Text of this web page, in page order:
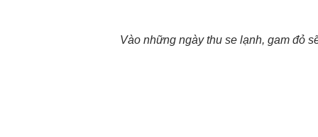
Vào những ngày thu se lạnh, gam đỏ